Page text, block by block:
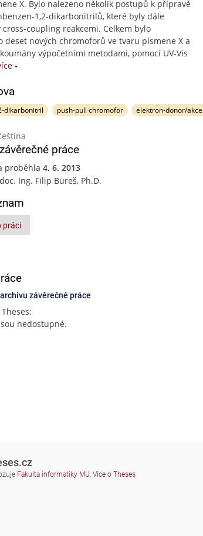
X. Bylo nalezeno několik postupů k přípravě
1,2-dikarbonitrilů, které byly dále
cross-coupling reakcemi. Celkem bylo
deset nových chromoforů ve tvaru písmene X a
výpočetními metodami, pomocí UV-Vis
dikarbonitril push-pull chromofor elektron-donor/
práce
proběhla 4. 6. 2013
Ing. Filip Bureš, Ph.D.
práci
závěrečné práce
nedostupné.
Fakulta informatiky MU, Více o Theses